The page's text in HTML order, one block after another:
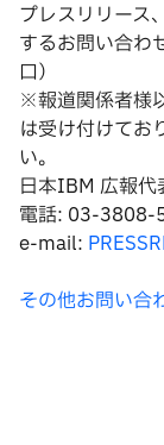
プレスリリース
するお問い合わ
口）
※報道関係者様
は受け付けてお
い。
日本IBM 広報代
電話: 03-3808-
e-mail:
その他お問い合